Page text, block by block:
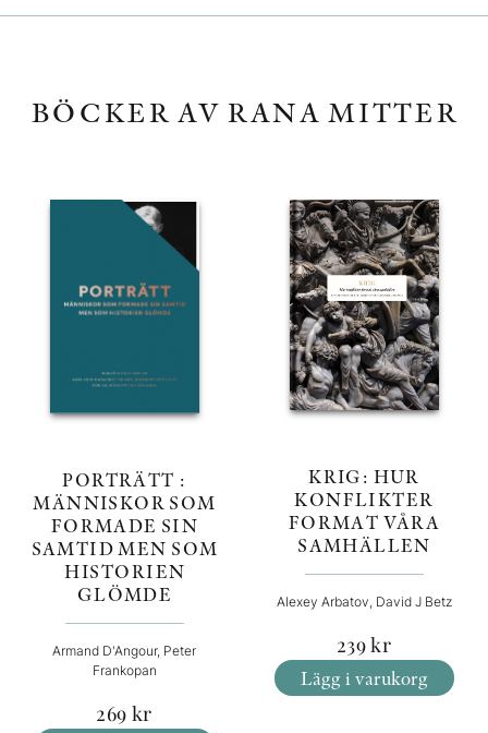
BÖCKER AV RANA MITTER
PORTRÄTT :
MÄNNISKOR SOM
FORMADE SIN
SAMTID MEN SOM
HISTORIEN
GLÖMDE
Armand D'Angour, Peter
Frankopan
269 kr
KRIG: HUR
KONFLIKTER
FORMAT VÅRA
SAMHÄLLEN
Alexey Arbatov, David J Betz
239kr
Lägg i varukorg